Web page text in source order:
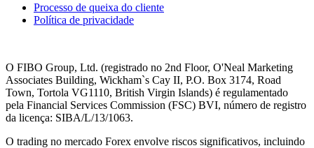
Processo de queixa do cliente
Política de privacidade
O FIBO Group, Ltd. (registrado no 2nd Floor, O'Neal Marketing
Associates Building, Wickham`s Cay II, P.O. Box 3174, Road
Town, Tortola VG1110, British Virgin Islands) é regulamentado
pela Financial Services Commission (FSC) BVI, número de registro
da licença: SIBA/L/13/1063.
O trading no mercado Forex envolve riscos significativos, incluindo